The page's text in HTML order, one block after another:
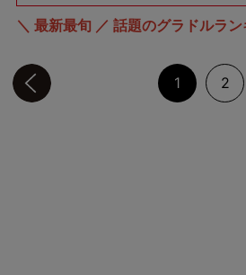
＼ 最新最旬 ／ 話題のグラドルラ
1 2